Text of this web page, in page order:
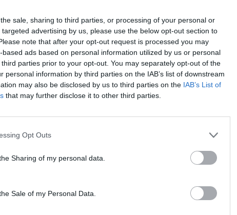
sale, sharing to third parties, or processing of your personal or
advertising by us, please use the below opt-out section to
note that after your opt-out request is processed you may
ads based on personal information utilized by us or personal
parties prior to your opt-out. You may separately opt-out of the
personal information by third parties on the IAB’s list of downstream
may also be disclosed by us to third parties on the IAB’s List of
that may further disclose it to other third parties.
Opt Outs
Sharing of my personal data.
Sale of my Personal Data.
Norrtälje
Bino Drummond gör
comeback – tar plats
i styrelse
Säkerhetslösningar i
väljer inbrottslarm,
kameraövervakning och